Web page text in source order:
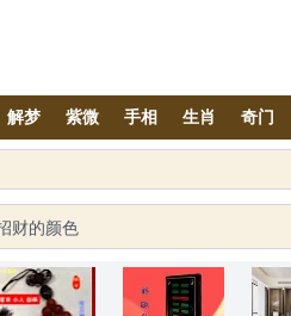
解梦 紫微 手相 生肖 奇门
马、鼠、兔、鸡、狗、龙、牛生肖化
财的颜色